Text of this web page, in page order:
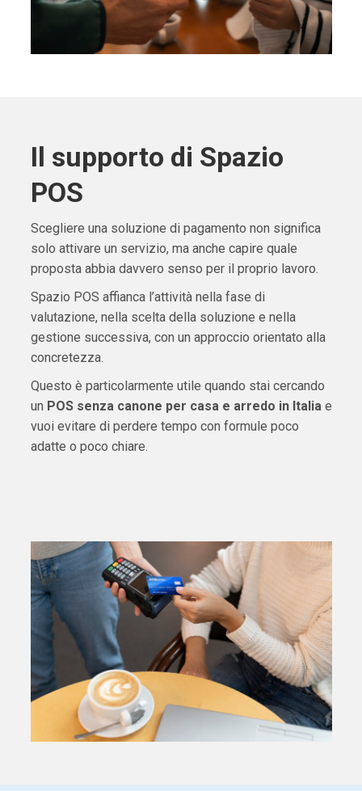
Il supporto di Spazio
POS
Scegliere una soluzione di pagamento non significa
solo attivare un servizio, ma anche capire quale
proposta abbia davvero senso per il proprio lavoro.
Spazio POS affianca l’attività nella fase di
valutazione, nella scelta della soluzione e nella
gestione successiva, con un approccio orientato alla
concretezza.
Questo è particolarmente utile quando stai cercando
un POS senza canone per casa e arredo in Italiae
vuoi evitare di perdere tempo con formule poco
adatte o poco chiare.